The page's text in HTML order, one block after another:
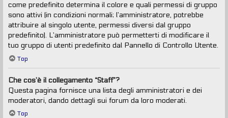
come predefinito determina il colore e quali permessi di gruppo
sono attivi (in condizioni normali; l’amministratore, potrebbe
attribuire al singolo utente, permessi diversi dal gruppo
predefinito). L’amministratore può permetterti di modificare il
tuo gruppo di utenti predefinito dal Pannello di Controllo Utente.
Top
Che cos’è il collegamento “Staff”?
Questa pagina fornisce una lista degli amministratori e dei
moderatori, dando dettagli sui forum da loro moderati.
Top